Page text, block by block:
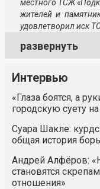
местного ТСЖ
жителей и
удовлетворил иск
развернуть
Интервью
«Глаза боятся, а
городскую суету
Суара Шакле:
общая история
Андрей Алфёров:
становятся
отношения»